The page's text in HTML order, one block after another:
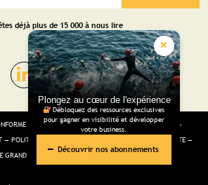
Plongez au cœur de l'expérience
Débloquez des ressources exclusives
pour gagner en visibilité et développer
votre business.
Découvrir nos abonnements
déjà plus de 15 000 à nous lire
MENTIONS LÉGALES
GESTION DES COOKIES
POLITIQUE DE CONFIDENTIALITÉ
PLAN DU SITE
GRAND PUBLIC SALLE DE PRESSE SITE VOYAGISTES